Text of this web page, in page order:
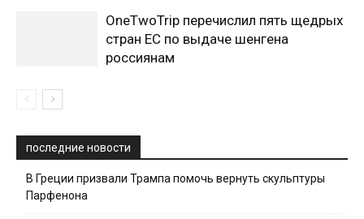
OneTwoTrip перечислил пять щедрых
стран ЕС по выдаче шенгена
россиянам
последние новости
В Греции призвали Трампа помочь вернуть скульптуры
Парфенона